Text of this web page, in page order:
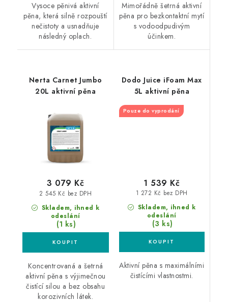
Vysoce pěnivá aktivní
pěna, která silně rozpouští
nečistoty a usnadňuje
následný oplach.
Mimořádně šetrná aktivní
pěna pro bezkontaktní mytí
s vodoodpudivým
účinkem.
Nerta Carnet Jumbo
20L aktivní pěna
Skladem, ihned k
odeslání
(1 ks)
2 545 Kč bez DPH
3 079 Kč
Koncentrovaná a šetrná
aktivní pěna s výjimečnou
čistící silou a bez obsahu
korozivních látek.
Dodo Juice iFoam Max
5L aktivní pěna
Pouze do vyprodání
Skladem, ihned k
odeslání
(3 ks)
1 272 Kč bez DPH
1 539 Kč
Aktivní pěna s maximálními
čistícími vlastnostmi.